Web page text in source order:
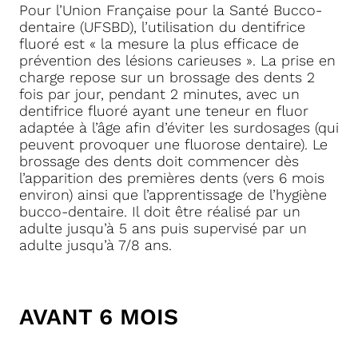
Pour l’Union Française pour la Santé Bucco-
dentaire (UFSBD), l’utilisation du dentifrice
fluoré est « la mesure la plus efficace de
prévention des lésions carieuses ». La prise en
charge repose sur un brossage des dents 2
fois par jour, pendant 2 minutes, avec un
dentifrice fluoré ayant une teneur en fluor
adaptée à l’âge afin d’éviter les surdosages (qui
peuvent provoquer une fluorose dentaire). Le
brossage des dents doit commencer dès
l’apparition des premières dents (vers 6 mois
environ) ainsi que l’apprentissage de l’hygiène
bucco-dentaire. Il doit être réalisé par un
adulte jusqu’à 5 ans puis supervisé par un
adulte jusqu’à 7/8 ans.
AVANT 6 MOIS